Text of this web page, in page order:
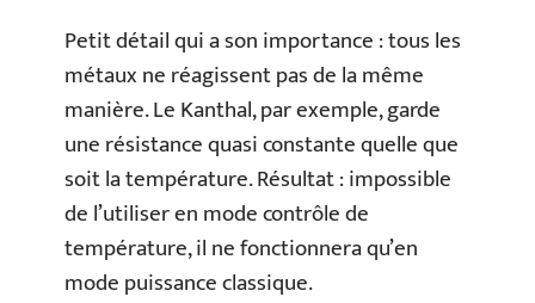
Petit détail qui a son importance : tous les
métaux ne réagissent pas de la même
manière. Le Kanthal, par exemple, garde
une résistance quasi constante quelle que
soit la température. Résultat : impossible
de l’utiliser en mode contrôle de
température, il ne fonctionnera qu’en
mode puissance classique.